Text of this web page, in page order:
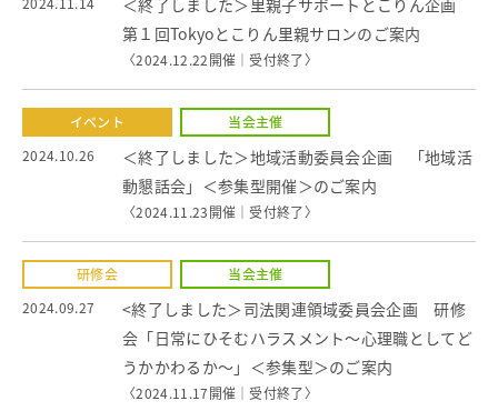
＜終了しました＞里親子サポートとこりん企画
第１回Tokyoとこりん里親サロンのご案内
〈2024.12.22開催｜ 受付終了〉
イベント
当会主催
2024.10.26
＜終了しました＞地域活動委員会企画 「地域活
動懇話会」＜参集型開催＞のご案内
〈2024.11.23開催｜ 受付終了〉
研修会
当会主催
2024.09.27
<終了しました＞司法関連領域委員会企画 研修
会「日常にひそむハラスメント～心理職としてど
うかかわるか～」＜参集型＞のご案内
〈2024.11.17開催｜ 受付終了〉